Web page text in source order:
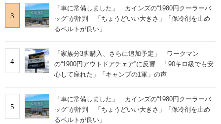
3
「車に常備しました」 カインズの“1980円クーラーバ
ッグ”が評判 「ちょうどいい大きさ」「保冷剤を止め
るベルトが良い」
4
「家族分3脚購入、さらに追加予定」 ワークマン
の“1900円アウトドアチェア”に反響 「90キロ級でも安
心して座れた」「キャンプの1軍」の声
5
「車に常備しました」 カインズの“1980円クーラーバ
ッグ”が評判 「ちょうどいい大きさ」「保冷剤を止め
るベルトが良い」